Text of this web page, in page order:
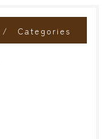
Categories